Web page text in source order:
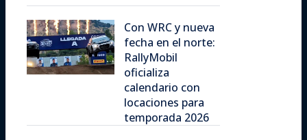
Con WRC y nueva
fecha en el norte:
RallyMobil
oficializa
calendario con
locaciones para
temporada 2026